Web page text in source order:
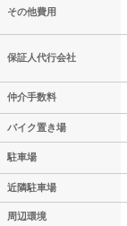
その他費用
保証人代行会社
仲介手数料
バイク置き場
駐車場
近隣駐車場
周辺環境